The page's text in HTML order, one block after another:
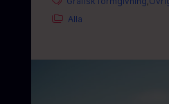
Alla